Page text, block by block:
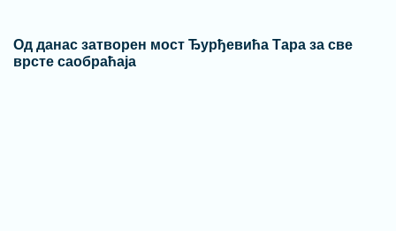
Од данас затворен мост Ђурђевића Тара за све
врсте саобраћаја